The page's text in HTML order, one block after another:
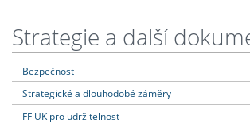
Strategie a další
Bezpečnost
Strategické a dlouhodobé záměry
FF UK pro udržitelnost